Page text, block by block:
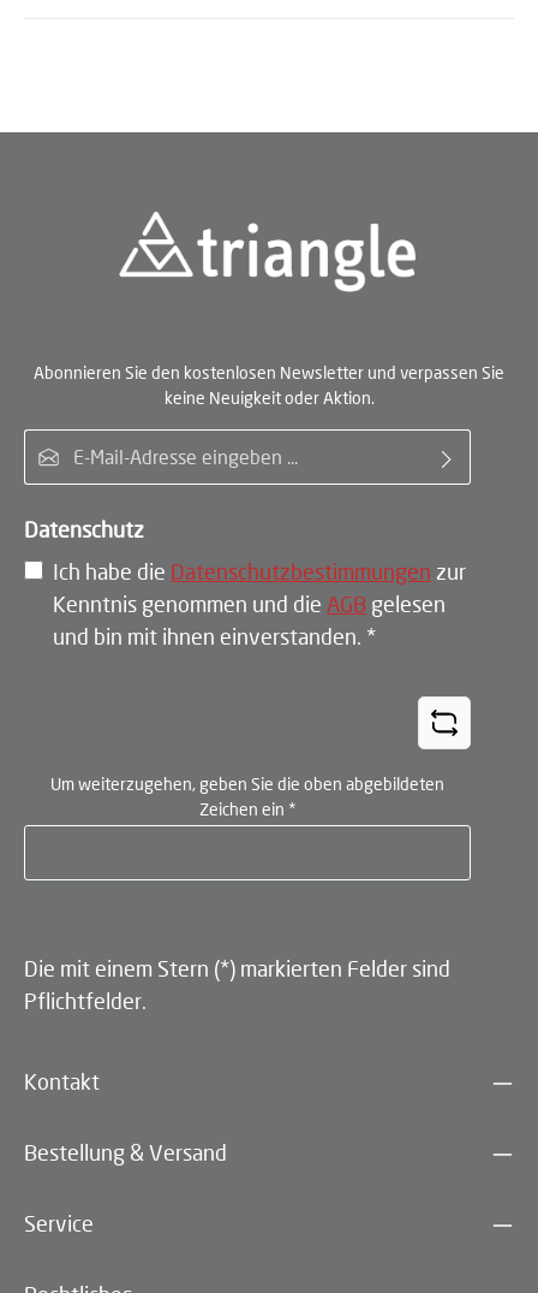
Abonnieren Sie den kostenlosen Newsletter und verpassen Sie
keine Neuigkeit oder Aktion.
Datenschutz
Ich habe die Datenschutzbestimmungen zur
Kenntnis genommen und die AGB gelesen
und bin mit ihnen einverstanden. *
Um weiterzugehen, geben Sie die oben abgebildeten
Zeichen ein *
Die mit einem Stern (*) markierten Felder sind
Pflichtfelder.
Kontakt
Bestellung & Versand
Service